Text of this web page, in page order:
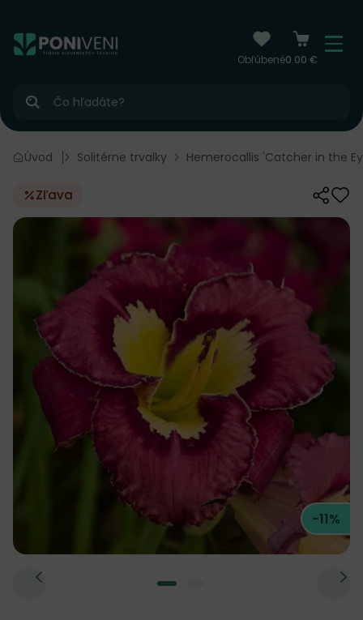
Obľúbené0.00 €
Menu
Hľadať
Úvod
trvalky Solitérne trvalky Hemerocallis 'Catcher in the
-11%
Zľava Zdieľať